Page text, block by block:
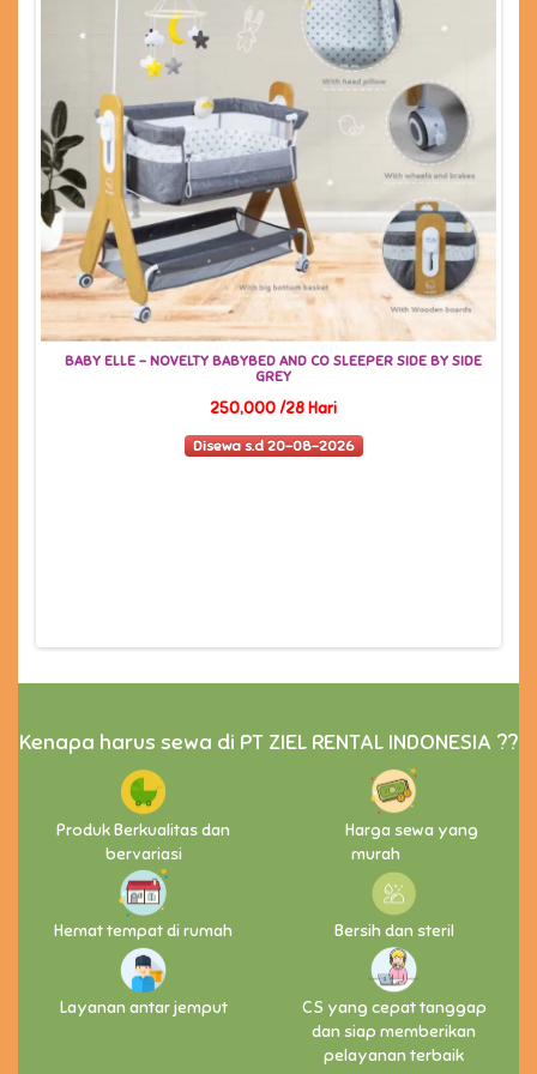
BABYBED AND CO SLEEPER SIDE BY SIDE
Disewa s.d 20-08-2026
Kenapa harus sewa di PT ZIEL RENTAL INDONESIA ??
Produk Berkualitas dan
bervariasi
Harga sewa yang
murah
Hemat tempat di rumah Bersih dan steril
Layanan antar jemput
CS yang cepat tanggap
dan siap memberikan
pelayanan terbaik